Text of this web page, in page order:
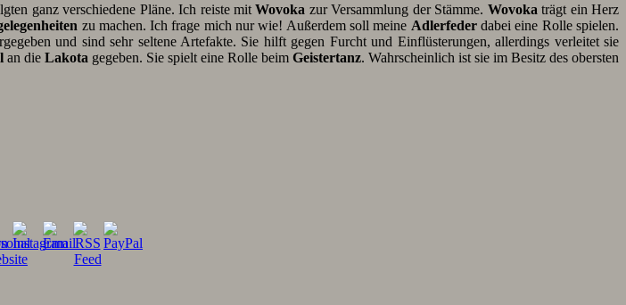
ganz verschiedene Pläne. Ich reiste mitWovoka zur Versammlung der Stämme. Wovoka trägt ein Herz
zu machen. Ich frage mich nur wie! Außerdem soll meine Adlerfederdabei eine Rolle spielen.
und sind sehr seltene Artefakte. Sie hilft gegen Furcht und Einflüsterungen, allerdings verleitet sie
an die Lakota gegeben. Sie spielt eine Rolle beim Geistertanz. Wahrscheinlich ist sie im Besitz des obersten